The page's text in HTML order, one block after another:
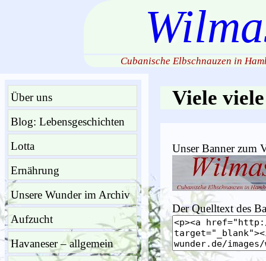
Cubanische Elbschnauzen in
Über uns
Blog: Lebensgeschichten
Lotta
Ernährung
Unsere Wunder im Archiv
Aufzucht
Havaneser – allgemein
Viele
Unser Banner zum
Der Quelltext des